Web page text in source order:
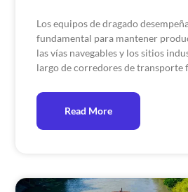
Los equipos de dragado
fundamental para mantener
las vías navegables y los sitios
largo de corredores de transporte
Read More